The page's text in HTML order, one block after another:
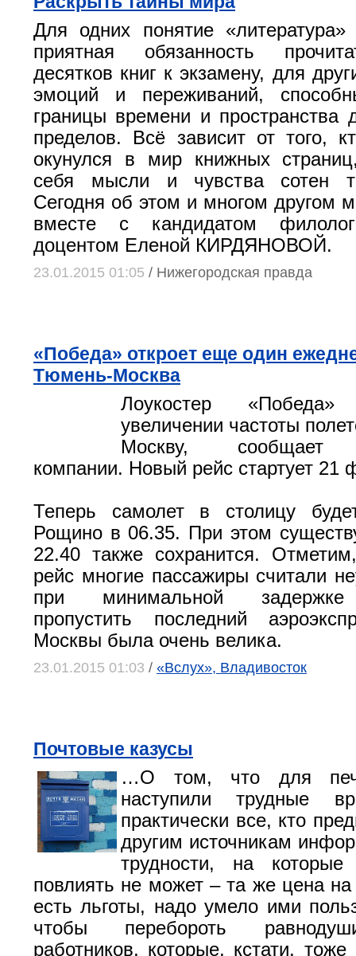
Для одних понятие
приятная обязанность
десятков книг к экзамену, для
эмоций и переживаний,
границы времени и пространства
пределов. Всё зависит от того,
окунулся в мир книжных
себя мысли и чувства сотен
Сегодня об этом и многом другом
вместе с кандидатом
доцентом Еленой КИРДЯНОВОЙ.
23.01.2015 01:05 / Нижегородская правда
«Победа» откроет еще один
Тюмень-Москва
Лоукостер
увеличении частоты
Москву, сообщает
компании. Новый рейс стартует 21
Теперь самолет в столицу
Рощино в 06.35. При этом
22.40 также сохранится.
рейс многие пассажиры считали
при минимальной задержке
пропустить последний
Москвы была очень велика.
23.01.2015 01:03 / «Вслух», Владивосток
Почтовые казусы
…О том, что для
наступили трудные
практически все, кто
другим источникам
трудности, на
повлиять не может – та же цена на
есть льготы, надо умело ими
чтобы перебороть
работников, которые, кстати,